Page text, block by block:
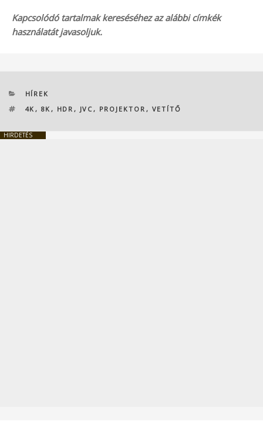
Kapcsolódó tartalmak kereséséhez az alábbi címkék
használatát javasoljuk.
KATEGÓRIÁK
HÍREK
CÍMKÉK
4K , 8K , HDR , JVC, PROJEKTOR , VETÍTŐ
HIRDETÉS